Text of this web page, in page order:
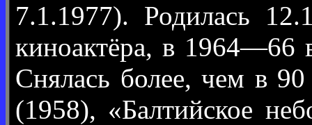
7.1.1977). Родилась
киноактёра, в 1964—66
Снялась более, чем в
(1958), «Балтийское